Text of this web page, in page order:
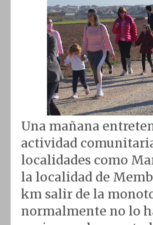
Una mañana
actividad
localidades como
la localidad de
km salir de la
normalmente no lo